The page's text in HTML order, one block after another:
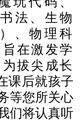
法、生物
、物理科
在激发学
拔尖成长
课后就孩子
等您所关心
们将认真听